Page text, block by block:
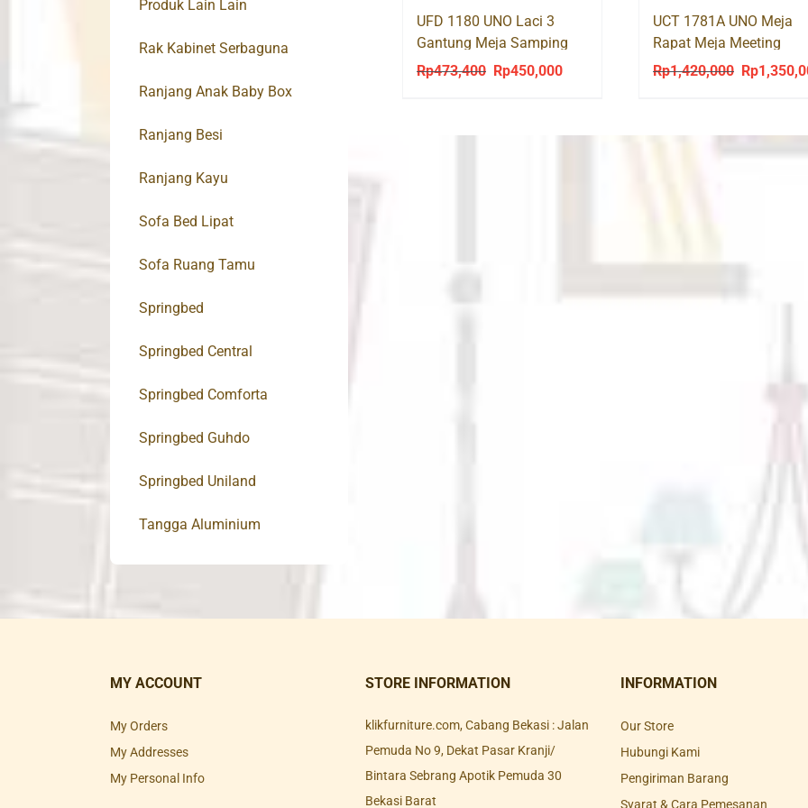
UFD 1180 UNO Laci 3
Gantung Meja Samping
Rp473,400
Original
Rp450,000Current
UCT 1781A UNO Meja
Rapat Meja Meeting
Bundar / Bulat 120cm
Rp1,420,000
Original
Rp
Produk Lain Lain
Rak Kabinet Serbaguna
Ranjang Anak Baby Box
Ranjang Besi
Ranjang Kayu
Sofa Bed Lipat
Sofa Ruang Tamu
Springbed
Springbed Central
Springbed Comforta
Springbed Guhdo
Springbed Uniland
Tangga Aluminium
MY ACCOUNT
My Orders
My Addresses
My Personal Info
STORE INFORMATION
klikfurniture.com, Cabang Bekasi : Jalan
Pemuda No 9, Dekat Pasar Kranji/
Bintara Sebrang Apotik Pemuda 30
Bekasi Barat
INFORMATION
Our Store
Hubungi Kami
Pengiriman Barang
Syarat & Cara Pemesanan